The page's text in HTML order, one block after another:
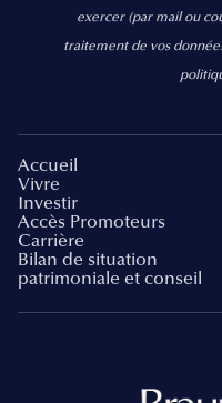
exercer (par mail ou
traitement de vos
Accueil
Vivre
Investir
Accès Promoteurs
Carrière
Bilan de situation
patrimoniale et conseil